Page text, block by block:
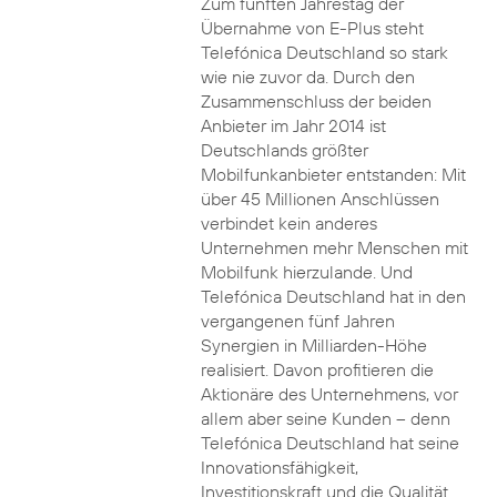
Übernahme von E-Plus steht
Telefónica Deutschland so stark
wie nie zuvor da. Durch den
Zusammenschluss der beiden
Anbieter im Jahr 2014 ist
Deutschlands größter
Mobilfunkanbieter entstanden: Mit
über 45 Millionen Anschlüssen
verbindet kein anderes
Unternehmen mehr Menschen mit
Mobilfunk hierzulande. Und
Telefónica Deutschland hat in den
vergangenen fünf Jahren
Synergien in Milliarden-Höhe
realisiert. Davon profitieren die
Aktionäre des Unternehmens, vor
allem aber seine Kunden – denn
Telefónica Deutschland hat seine
Innovationsfähigkeit,
Investitionskraft und die Qualität